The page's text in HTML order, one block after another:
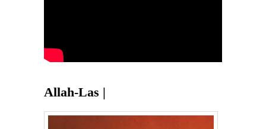
Allah-Las |